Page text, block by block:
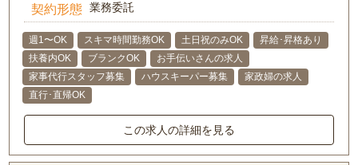
契約形態 業務委託
週1〜OK スキマ時間勤務OK 土日祝のみOK
昇給･昇格あり
扶養内OK
ブランクOK
お手伝いさんの求人
家事代行スタッフ募集
ハウスキーパー募集
家政婦の求人
直行･直帰OK
この求人の詳細を見る